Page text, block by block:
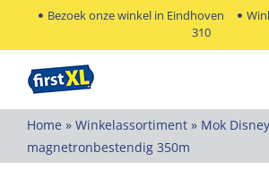
Bezoek onze winkel in Eindhoven
310
Home » Winkelassortiment » Mok
magnetronbestendig 350m